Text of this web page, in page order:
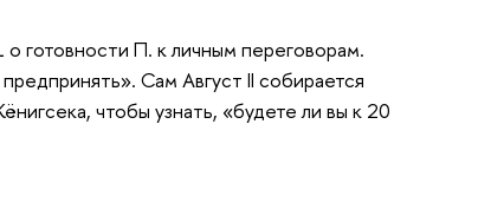
готовности П. к личным переговорам.
Сам Август II собирается
чтобы узнать, «будете ли вы к 20